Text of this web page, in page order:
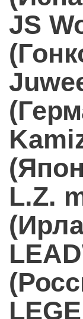
JS
L.Z.